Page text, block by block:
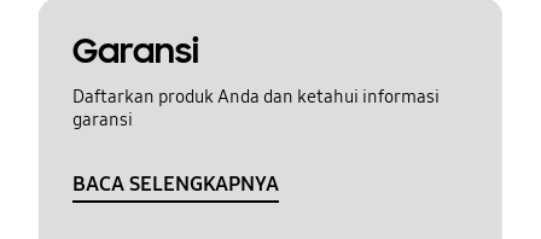
Garansi
Daftarkan produk Anda dan ketahui informasi
garansi
BACA SELENGKAPNYA